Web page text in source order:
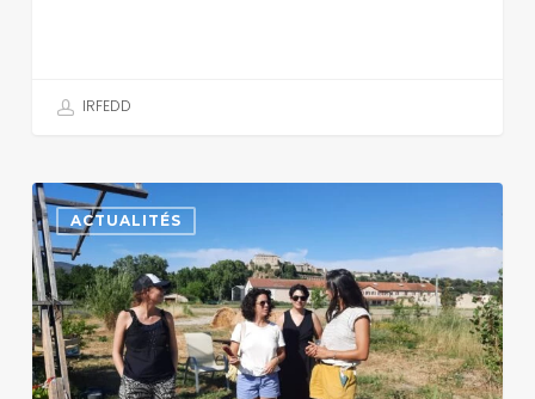
IRFEDD
ACTUALITÉS
Journée
dans
le
Luberon
pour
nos
alternant.es